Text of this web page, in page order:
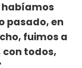
habíamos
pasado, en
fuimos a
todos,